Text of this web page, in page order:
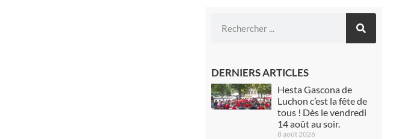
DERNIERS ARTICLES
Hesta Gascona de
Luchon c’est la fête de
tous ! Dès le vendredi
14 août au soir.
8 août 2026